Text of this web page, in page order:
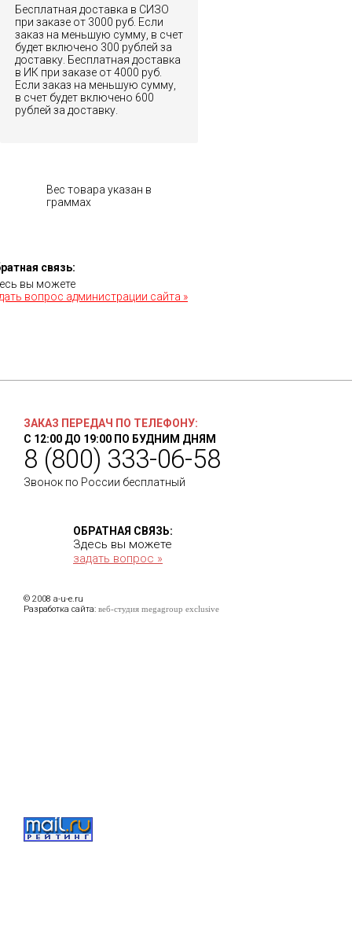
Бесплатная доставка в СИЗО
при заказе от 3000 руб. Если
заказ на меньшую сумму, в счет
будет включено 300 рублей за
доставку. Бесплатная доставка
в ИК при заказе от 4000 руб.
Если заказ на меньшую сумму,
в счет будет включено 600
рублей за доставку.
Вес товара указан в
граммах
связь:
вы можете
вопрос администрации сайта »
ЗАКАЗ ПЕРЕДАЧ ПО ТЕЛЕФОНУ:
С 12:00 ДО 19:00 ПО БУДНИМ ДНЯМ
8 (800) 333-06-58
Звонок по России бесплатный
ОБРАТНАЯ СВЯЗЬ:
Здесь вы можете
задать вопрос »
© 2008 a-u-e.ru
Разработка сайта: веб-студия megagroup exclusive